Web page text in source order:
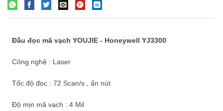
Đầu đọc mã vạch YOUJIE - Honeywell YJ3300
Công nghệ : Laser
Tốc độ đọc : 72 Scan/s , ấn nút
Độ mịn mã vạch : 4 Mil